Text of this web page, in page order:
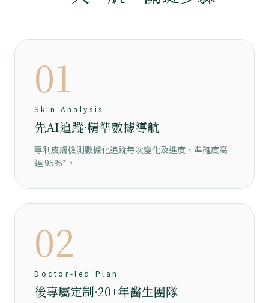
01
Skin Analysis
先AI追蹤·精準數據導航
專利皮膚檢測數據化追蹤每次變化及進度，準確度高
達 95%⁠*。
02
Doctor-led Plan
後專屬定制·20+年醫生團隊